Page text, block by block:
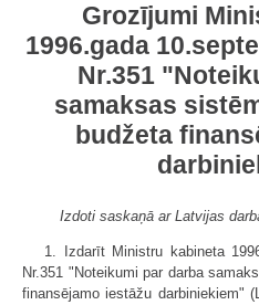
Grozījumi
1996.gada
Nr.351
samaksas
budžeta
Izdoti saskaņā ar Latvijas
1. Izdarīt Ministru kabineta
Nr.351 "Noteikumi par darba
finansējamo iestāžu darbiniekiem"